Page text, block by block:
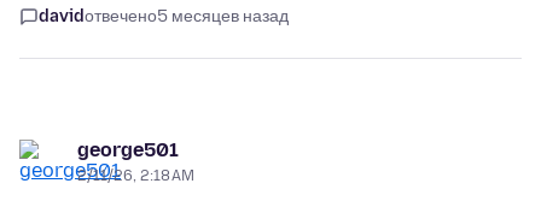
davidотвечено5 месяцев назад
george501
2/11/26, 2:18 AM